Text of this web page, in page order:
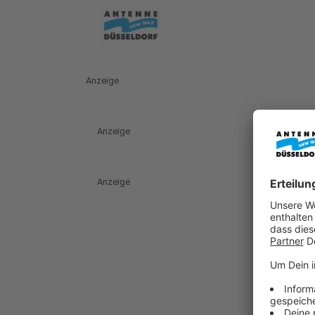
Anzeige
Anzeige
Anzeige